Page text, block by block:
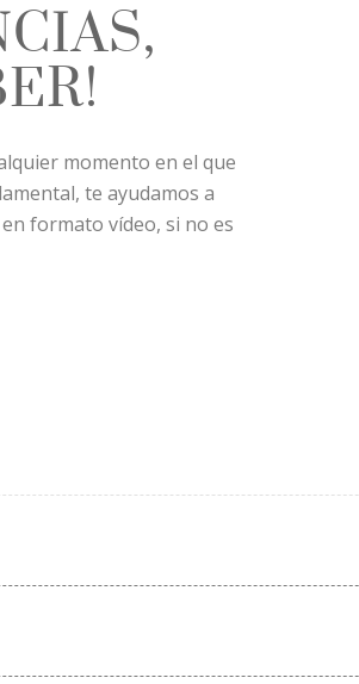
momento en el que
te ayudamos a
formato vídeo, si no es